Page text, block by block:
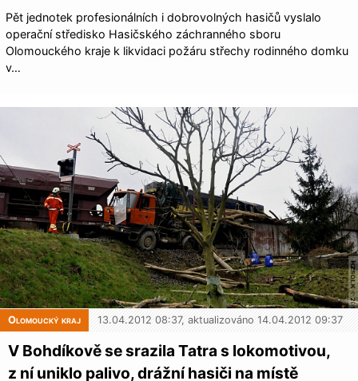
Pět jednotek profesionálních i dobrovolných hasičů vyslalo
operační středisko Hasičského záchranného sboru
Olomouckého kraje k likvidaci požáru střechy rodinného domku
v…
Olomoucký kraj 13.04.2012 08:37, aktualizováno 14.04.2012 09:37
V Bohdíkově se srazila Tatra s lokomotivou,
z ní uniklo palivo, drážní hasiči na místě